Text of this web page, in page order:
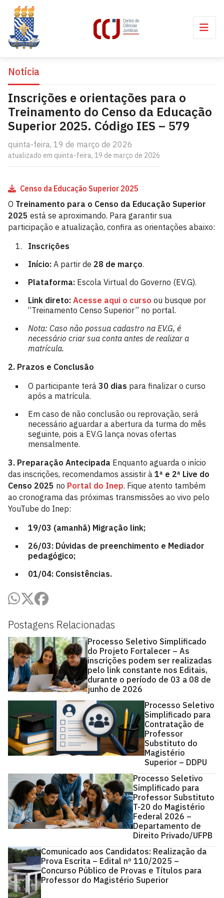
Postagens Relacionadas
Processo Seletivo Simplificado
do Projeto Fortalecer – As
inscrições podem ser realizadas
pelo link constante nos Editais,
durante o período de 03 a 08 de
junho de 2026
Processo Seletivo
Simplificado para
Contratação de
Professor
Substituto do
Magistério
Superior – DDPU
Processo Seletivo
Simplificado para
Professor Substituto
T-20 do Magistério
Federal 2026 –
Departamento de
Direito Privado/UFPB
Comunicado aos Candidatos: Realização da
Prova Escrita – Edital nº 110/2025 –
Concurso Público de Provas e Títulos para
Professor do Magistério Superior
Notícia
Inscrições e orientações para o
Treinamento do Censo da Educação
Superior 2025. Código IES – 579
quinta-feira, 19 de março de 2026
atualizado em quinta-feira, 19 de março de 2026
Censo da Educação Superior 2025
O Treinamento para o Censo da Educação Superior
2025 está se aproximando. Para garantir sua
participação e atualização, confira as orientações abaixo:
Inscrições
Início: A partir de 28 de março.
Plataforma: Escola Virtual do Governo (EV.G).
Link direto: Acesse aqui o curso ou busque por
“Treinamento Censo Superior” no portal.
Nota: Caso não possua cadastro na EV.G, é
necessário criar sua conta antes de realizar a
matrícula.
2. Prazos e Conclusão
O participante terá 30 dias para finalizar o curso
após a matrícula.
Em caso de não conclusão ou reprovação, será
necessário aguardar a abertura da turma do mês
seguinte, pois a EV.G lança novas ofertas
mensalmente.
3. Preparação Antecipada Enquanto aguarda o início
das inscrições, recomendamos assistir à 1ª e 2ª Live do
Censo 2025 no Portal do Inep. Fique atento também
ao cronograma das próximas transmissões ao vivo pelo
YouTube do Inep:
19/03 (amanhã) Migração link;
26/03: Dúvidas de preenchimento e Mediador
pedagógico;
01/04: Consistências.